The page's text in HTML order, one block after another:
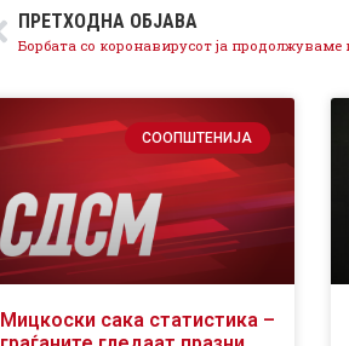
ПРЕТХОДНА ОБЈАВА
СООПШТЕНИЈА
Мицкоски сака статистика –